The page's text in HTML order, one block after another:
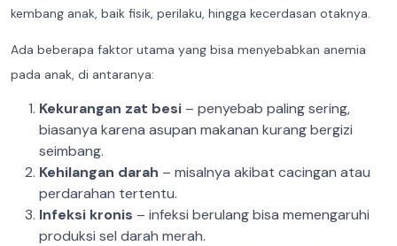
kembang anak, baik fisik, perilaku, hingga kecerdasan otaknya.
Ada beberapa faktor utama yang bisa menyebabkan anemia
pada anak, di antaranya:
Kekurangan zat besi – penyebab paling sering,
biasanya karena asupan makanan kurang bergizi
seimbang.
Kehilangan darah – misalnya akibat cacingan atau
perdarahan tertentu.
Infeksi kronis – infeksi berulang bisa memengaruhi
produksi sel darah merah.